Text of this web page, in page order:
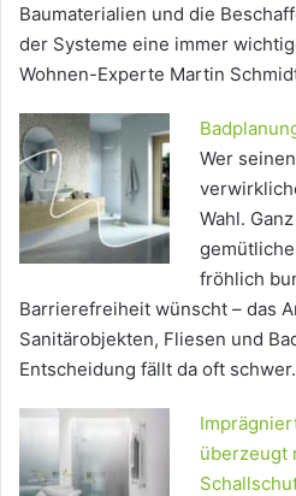
Baumaterialien und die
der Systeme eine immer
Wohnen-Experte Martin
Wer
Wahl.
fröhlich
Barrierefreiheit wünscht – das
Sanitärobjekten, Fliesen und
Entscheidung fällt da oft schwer.
überzeugt